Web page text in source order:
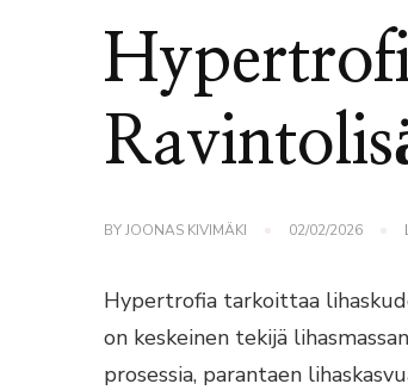
BYJOONAS KIVIMÄKI 02/02/2026
Hypertrofia tarkoittaa
on keskeinen tekijä
prosessia, parantaen